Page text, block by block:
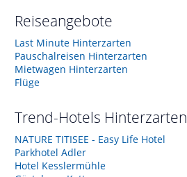
Reiseangebote
Last Minute Hinterzarten
Pauschalreisen Hinterzarten
Mietwagen Hinterzarten
Flüge
Trend-Hotels Hinterzarten
NATURE TITISEE - Easy Life Hotel
Parkhotel Adler
Hotel Kesslermühle